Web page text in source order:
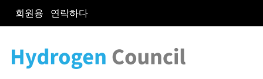
회원용 연락하다